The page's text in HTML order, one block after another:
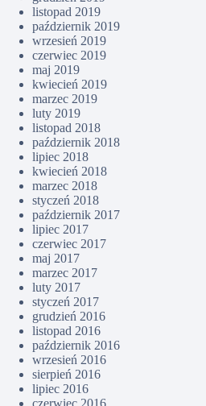
listopad 2019
październik 2019
wrzesień 2019
czerwiec 2019
maj 2019
kwiecień 2019
marzec 2019
luty 2019
listopad 2018
październik 2018
lipiec 2018
kwiecień 2018
marzec 2018
styczeń 2018
październik 2017
lipiec 2017
czerwiec 2017
maj 2017
marzec 2017
luty 2017
styczeń 2017
grudzień 2016
listopad 2016
październik 2016
wrzesień 2016
sierpień 2016
lipiec 2016